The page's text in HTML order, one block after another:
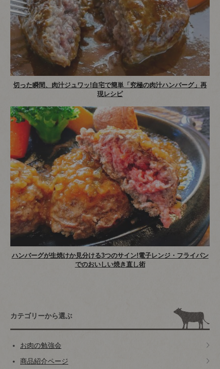
切った瞬間、肉汁ジュワッ!自宅で簡単「究極の肉汁ハンバーグ」再
現レシピ
ハンバーグが生焼けか見分ける3つのサイン!電子レンジ・フライパン
でのおいしい焼き直し術
カテゴリーから選ぶ
お肉の勉強会
商品紹介ページ